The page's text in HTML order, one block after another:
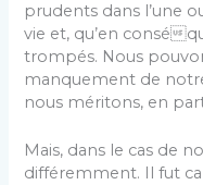
prudents dans l’une
vie et, qu’en consé
trompés. Nous
manquement de
nous méritons, en
Mais, dans le cas de
différemment. Il fut